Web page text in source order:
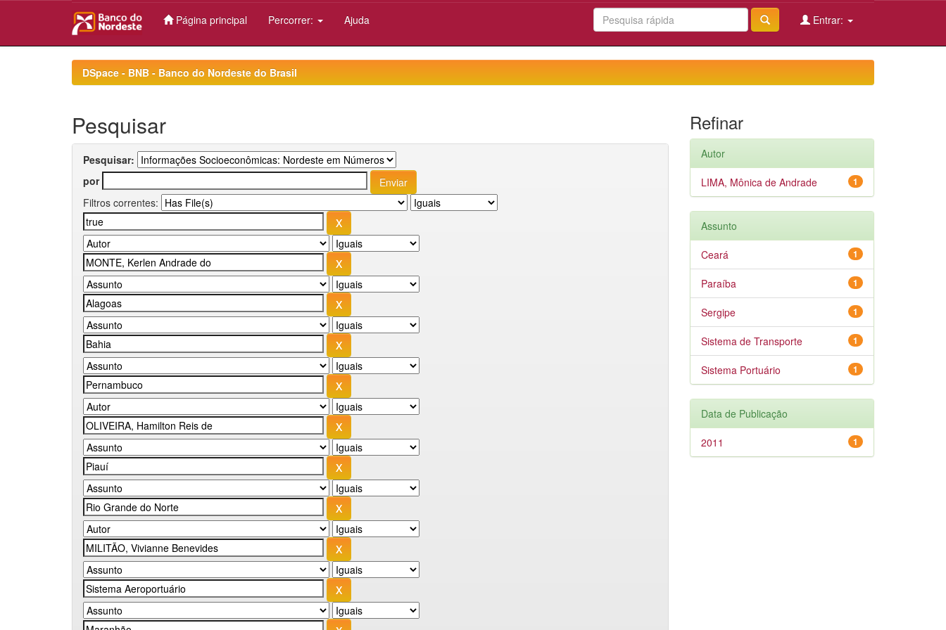
Página principal Percorrer: Ajuda Entrar:
DSpace - BNB - Banco do Nordeste do Brasil
Pesquisar
Pesquisar:
por
Filtros correntes:
Refinar
Autor
1
LIMA, Mônica de Andrade
Assunto
1
Ceará
1
Paraíba
1
Sergipe
1
Sistema de Transporte
1
Sistema Portuário
Data de Publicação
1
2011